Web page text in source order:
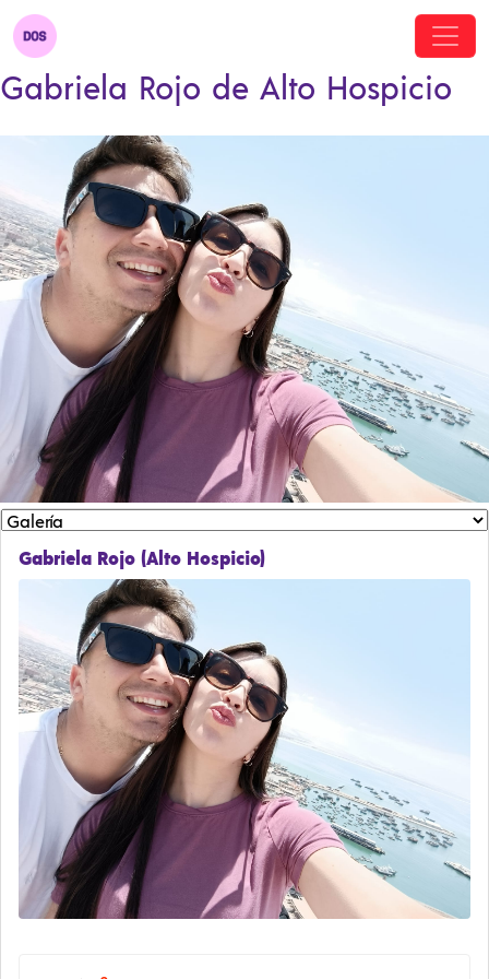
Gabriela Rojo de Alto Hospicio
Gabriela Rojo (Alto Hospicio)